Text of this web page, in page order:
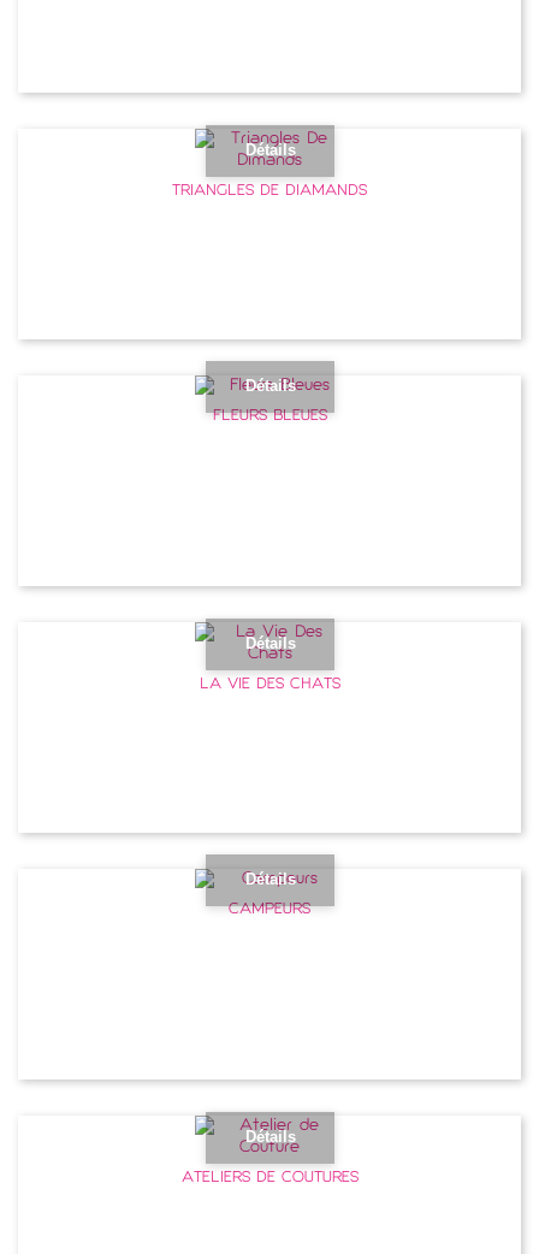
Détails
TRIANGLES DE DIAMANDS
Détails
FLEURS BLEUES
Détails
LA VIE DES CHATS
Détails
CAMPEURS
Détails
ATELIERS DE COUTURES